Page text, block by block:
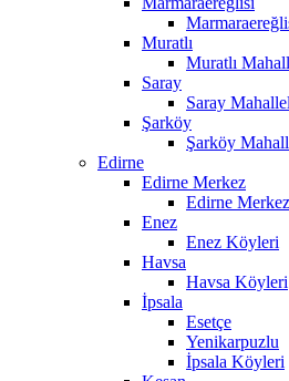
Muratlı
Muratlı
Saray
Saray
Şarköy
Şarköy
Edirne
Edirne Merkez
Edirne
Enez
Enez Köyleri
Havsa
Havsa Köyleri
İpsala
Esetçe
Yenikarpuzlu
İpsala Köyleri